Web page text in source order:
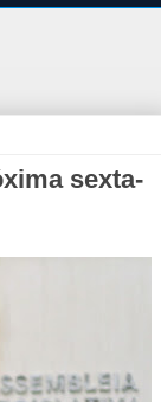
sexta-